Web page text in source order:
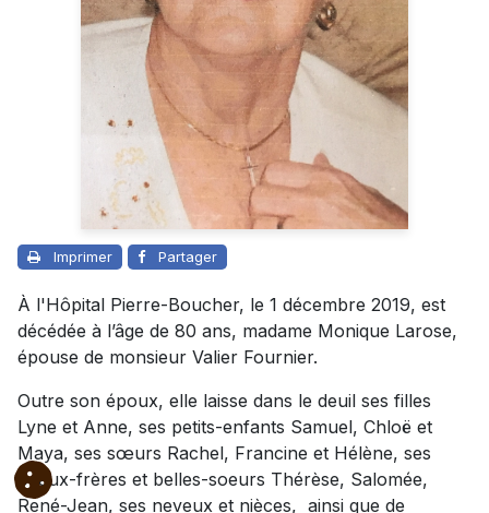
Imprimer Partager
À l'Hôpital Pierre-Boucher, le 1 décembre 2019, est
décédée à l’âge de 80 ans, madame Monique Larose,
épouse de monsieur Valier Fournier.
Outre son époux, elle laisse dans le deuil ses filles
Lyne et Anne, ses petits-enfants Samuel, Chloë et
Maya, ses sœurs Rachel, Francine et Hélène, ses
beaux-frères et belles-soeurs Thérèse, Salomée,
René-Jean, ses neveux et nièces, ainsi que de